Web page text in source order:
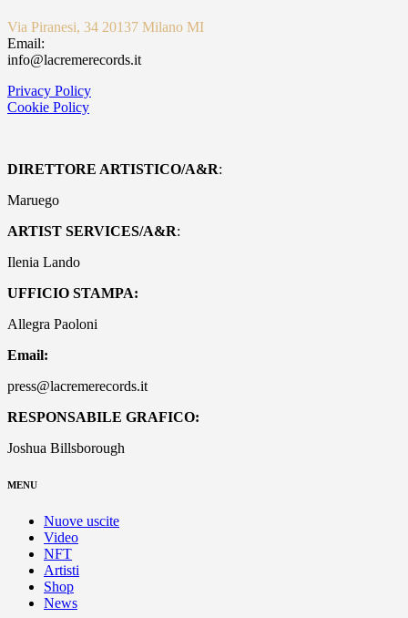
Via Piranesi, 34 20137 Milano MI
Email:
info@lacremerecords.it
Privacy Policy
Cookie Policy
DIRETTORE ARTISTICO/A&R:
Maruego
ARTIST SERVICES/A&R:
Ilenia Lando
UFFICIO STAMPA:
Allegra Paoloni
Email:
press@lacremerecords.it
RESPONSABILE GRAFICO:
Joshua Billsborough
MENU
Nuove uscite
Video
NFT
Artisti
Shop
News